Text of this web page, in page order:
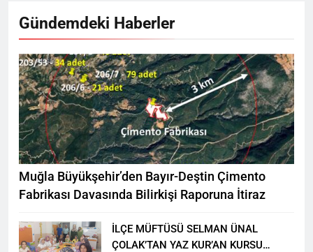
Gündemdeki Haberler
Muğla Büyükşehir’den Bayır-Deştin Çimento
Fabrikası Davasında Bilirkişi Raporuna İtiraz
İLÇE MÜFTÜSÜ SELMAN ÜNAL
ÇOLAK’TAN YAZ KUR’AN KURSU